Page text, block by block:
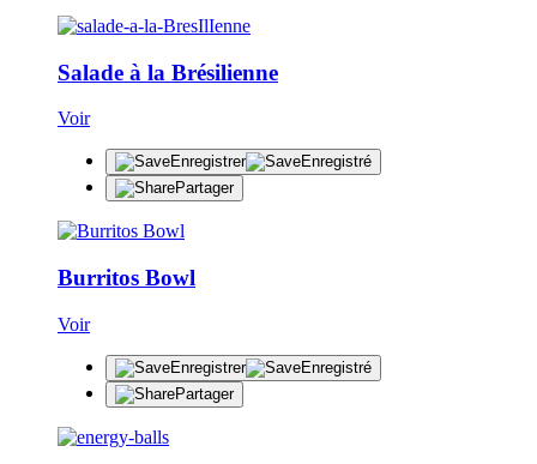
Salade à la Brésilienne
Voir
Enregistrer
Enregistré
Partager
Burritos Bowl
Voir
Enregistrer
Enregistré
Partager